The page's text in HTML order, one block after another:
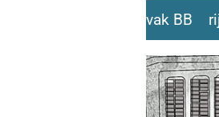
vak BB